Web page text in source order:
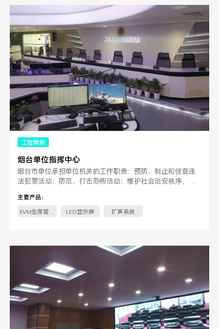
工程案例
烟台单位指挥中心
烟台市单位承担单位机关的工作职责：预防、制止和侦查违
法犯罪活动；防范、打击恐怖活动；维护社会治安秩序，制
主要产品：
KVM坐席管理
LED显示屏 扩声系统